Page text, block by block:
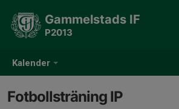
Kalender
Gammelstads IF
P2013
Fotbollsträning IP